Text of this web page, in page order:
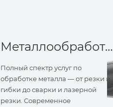
Металлообработка
Полный спектр услуг по
обработке металла — от резки и
гибки до сварки и лазерной
резки. Современное